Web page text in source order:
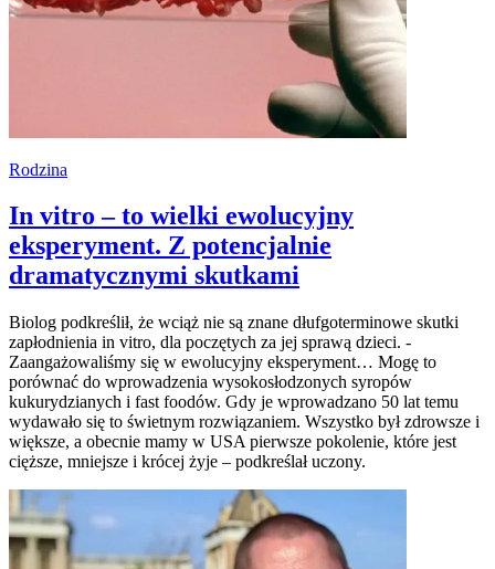
Rodzina
In vitro – to wielki ewolucyjny
eksperyment. Z potencjalnie
dramatycznymi skutkami
Biolog podkreślił, że wciąż nie są znane dłufgoterminowe skutki
zapłodnienia in vitro, dla poczętych za jej sprawą dzieci. -
Zaangażowaliśmy się w ewolucyjny eksperyment… Mogę to
porównać do wprowadzenia wysokosłodzonych syropów
kukurydzianych i fast foodów. Gdy je wprowadzano 50 lat temu
wydawało się to świetnym rozwiązaniem. Wszystko był zdrowsze i
większe, a obecnie mamy w USA pierwsze pokolenie, które jest
cięższe, mniejsze i krócej żyje – podkreślał uczony.